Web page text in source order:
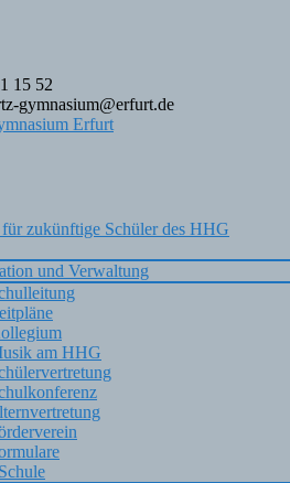
15 52
gymnasium@erfurt.de
zukünftige Schüler des HHG
und Verwaltung
am HHG